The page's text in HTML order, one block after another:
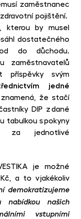
zaměstnanec
pojištění.
kterou by musel
dostatečného
do důchodu.
zaměstnavatelů
příspěvky svým
jedné
že stačí
DIP z dané
tabulkou s pokyny
za jednotlivé
je možné
a to v jakékoliv
demokratizujeme
nabídkou našich
vstupními